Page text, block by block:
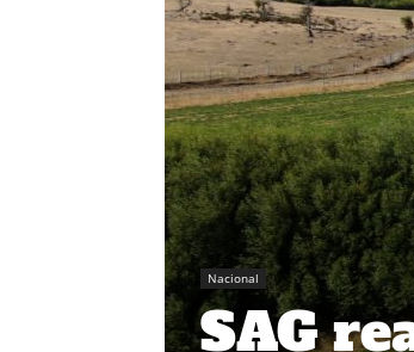
Nacional
SAG